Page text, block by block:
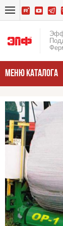
МЕНЮ КАТАЛОГА